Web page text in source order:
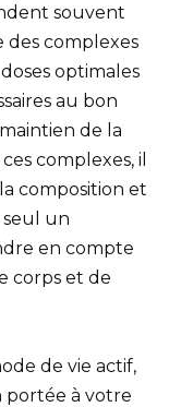
souvent
des complexes
optimales
au bon
de la
complexes, il
composition et
seul un
en compte
corps et de
de vie actif,
portée à votre